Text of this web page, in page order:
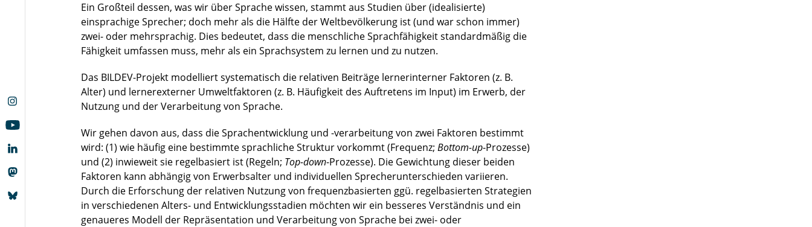
Ein Großteil dessen, was wir über Sprache wissen, stammt aus Studien über (idealisierte)
einsprachige Sprecher; doch mehr als die Hälfte der Weltbevölkerung ist (und war schon immer)
zwei- oder mehrsprachig. Dies bedeutet, dass die menschliche Sprachfähigkeit standardmäßig die
Fähigkeit umfassen muss, mehr als ein Sprachsystem zu lernen und zu nutzen.
Das BILDEV-Projekt modelliert systematisch die relativen Beiträge lernerinterner Faktoren (z. B.
Alter) und lernerexterner Umweltfaktoren (z. B. Häufigkeit des Auftretens im Input) im Erwerb, der
Nutzung und der Verarbeitung von Sprache.
Wir gehen davon aus, dass die Sprachentwicklung und -verarbeitung von zwei Faktoren bestimmt
wird: (1) wie häufig eine bestimmte sprachliche Struktur vorkommt (Frequenz;Bottom-up-Prozesse)
und (2) inwieweit sie regelbasiert ist (Regeln; Top-down-Prozesse). Die Gewichtung dieser beiden
Faktoren kann abhängig von Erwerbsalter und individuellen Sprecherunterschieden variieren.
Durch die Erforschung der relativen Nutzung von frequenzbasierten ggü. regelbasierten Strategien
in verschiedenen Alters- und Entwicklungsstadien möchten wir ein besseres Verständnis und ein
genaueres Modell der Repräsentation und Verarbeitung von Sprache bei zwei- oder